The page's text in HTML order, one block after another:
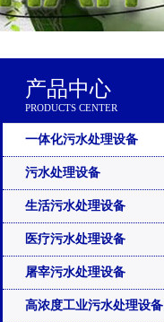
产品中心
PRODUCTS CENTER
一体化污水处理设备
污水处理设备
生活污水处理设备
医疗污水处理设备
屠宰污水处理设备
高浓度工业污水处理设备